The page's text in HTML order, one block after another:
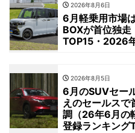
2026年8月6日
6月軽乗用市場
BOXが首位独
TOP15・2026
2026年8月5日
6月のSUVセー
えのセールスで
調（26年6月の
登録ランキング